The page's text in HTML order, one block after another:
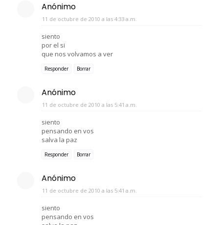
Anónimo
11 de octubre de 2010 a las 4:33 a.m.
siento
por el si
que nos volvamos a ver
Responder Borrar
Anónimo
11 de octubre de 2010 a las 5:41 a.m.
siento
pensando en vos
salva la paz
Responder Borrar
Anónimo
11 de octubre de 2010 a las 5:41 a.m.
siento
pensando en vos